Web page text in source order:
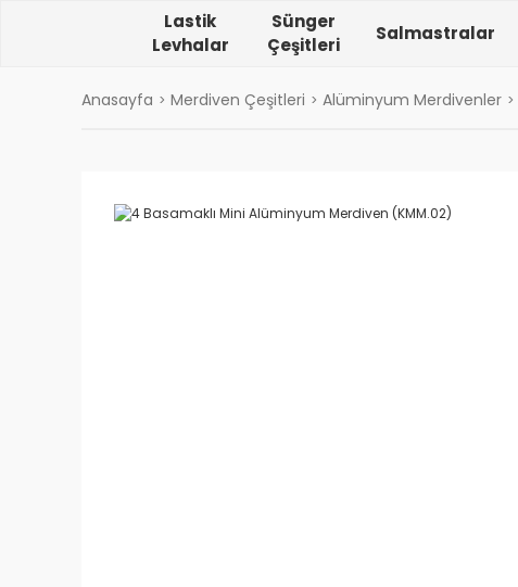
Lastik
Levhalar
Sünger
Çeşitleri
Salmastralar
Anasayfa Merdiven Çeşitleri Alüminyum Merdivenler